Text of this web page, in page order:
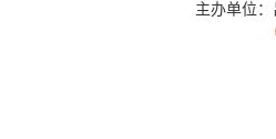
主办单位